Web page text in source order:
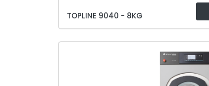
TOPLINE 9040 - 8KG